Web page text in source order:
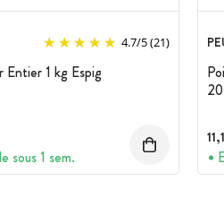
4.7/5(21)
Entier 1 kg Espig
sous 1 sem.